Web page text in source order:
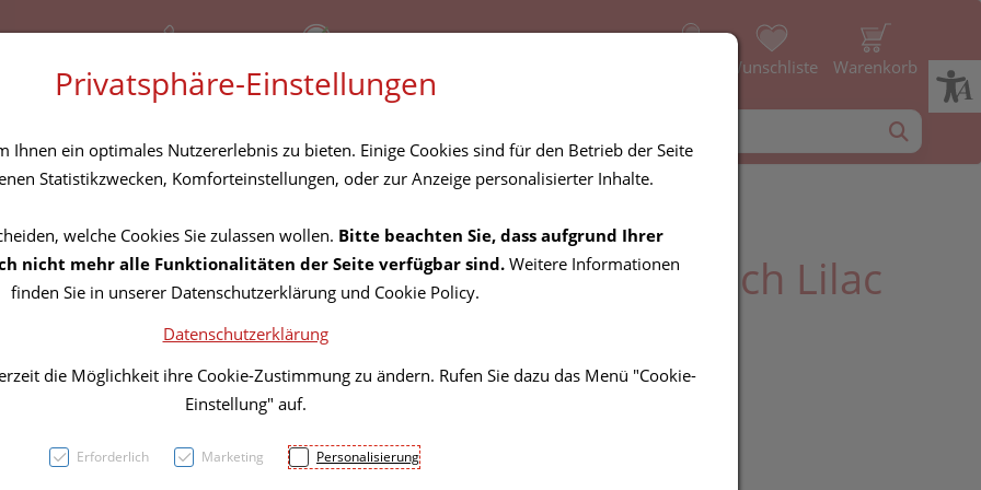
+43 (01) 3683167 Bereitschaftsdienst
Rezept-Anfrage
Wunschliste Warenkorb
BIO LePetit Handtuch Lilac
15,91 EUR
Privatsphäre-Einstellungen
Ihnen ein optimales Nutzererlebnis zu bieten. Einige Cookies sind für den Betrieb der Seite
Statistikzwecken, Komforteinstellungen, oder zur Anzeige personalisierter Inhalte.
welche Cookies Sie zulassen wollen. Bitte beachten Sie, dass aufgrund Ihrer
nicht mehr alle Funktionalitäten der Seite verfügbar sind. Weitere Informationen
finden Sie in unserer Datenschutzerklärung und Cookie Policy.
Datenschutzerklärung
die Möglichkeit ihre Cookie-Zustimmung zu ändern. Rufen Sie dazu das Menü "Cookie-
Einstellung" auf.
Erforderlich Marketing Personalisierung